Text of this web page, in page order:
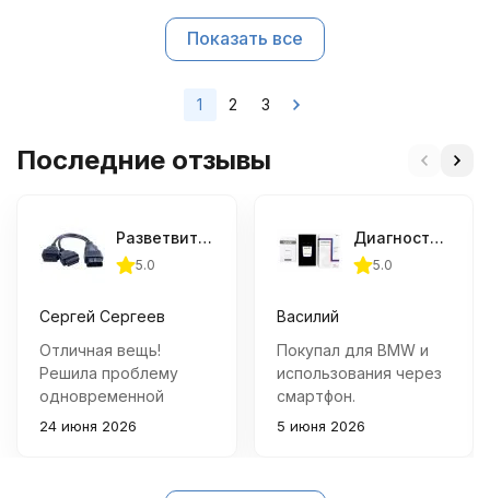
Показать все
1 2 3
Последние отзывы
Разветвитель OBD2
5.0
Сергей Сергеев
Отличная вещь!
Решила проблему
одновременной
работы нескольких
24 июня 2026
Диагностический адаптер Vgate vLinker BM+ (BLE+Bluetooth 4.0/Bluetooth 3.0)
5.0
Василий
Покупал для BMW и
использования через
смартфон.
Подключается
намного стабильнее
5 июня 2026